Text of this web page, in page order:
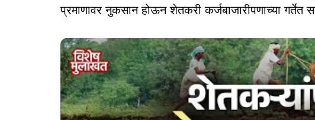
प्रमाणावर नुकसान होऊन शेतकरी कर्जबाजारीपणाच्या गर्तेत